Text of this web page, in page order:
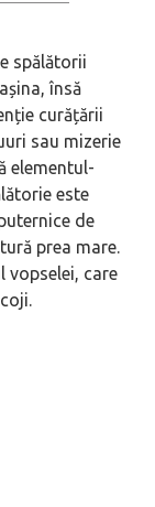
spălătorii
însă
curățării
sau mizerie
elementul-
este
de
prea mare.
vopselei, care